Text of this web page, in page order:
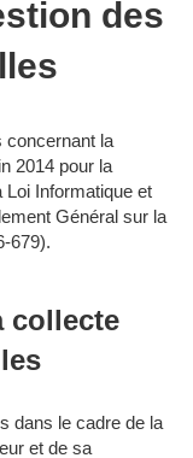
des
concernant la
2014 pour la
Loi Informatique et
Général sur la
679).
collecte
dans le cadre de la
et de sa